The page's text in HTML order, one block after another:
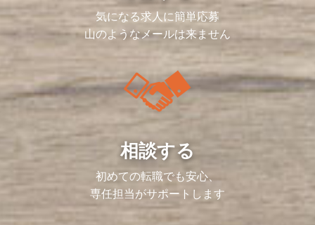
気になる求人に簡単応募
山のようなメールは来ません
相談する
初めての転職でも安心、
専任担当がサポートします